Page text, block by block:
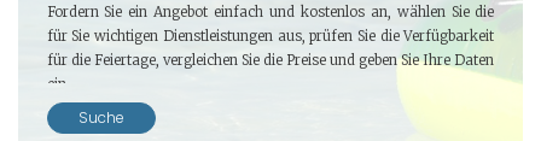
Fordern Sie ein Angebot einfach und kostenlos an, wählen Sie die
für Sie wichtigen Dienstleistungen aus, prüfen Sie die Verfügbarkeit
für die Feiertage, vergleichen Sie die Preise und geben Sie Ihre Daten
ein.
Suche